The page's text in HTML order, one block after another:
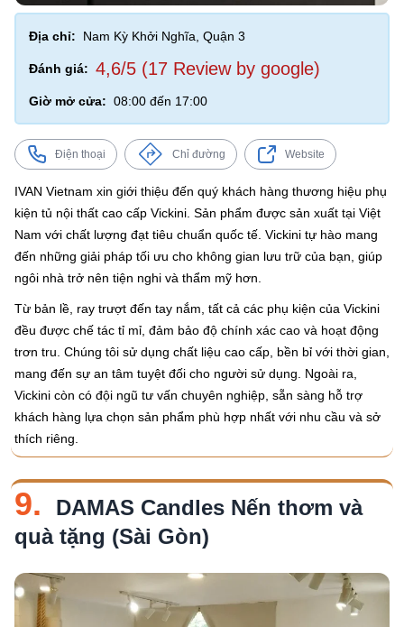
Địa chỉ: Nam Kỳ Khởi Nghĩa, Quận 3
Đánh giá: 4,6/5 (17 Review by google)
Giờ mở cửa: 08:00 đến 17:00
Điện thoại Chỉ đường Website
IVAN Vietnam xin giới thiệu đến quý khách hàng thương hiệu phụ
kiện tủ nội thất cao cấp Vickini. Sản phẩm được sản xuất tại Việt
Nam với chất lượng đạt tiêu chuẩn quốc tế. Vickini tự hào mang
đến những giải pháp tối ưu cho không gian lưu trữ của bạn, giúp
ngôi nhà trở nên tiện nghi và thẩm mỹ hơn.
Từ bản lề, ray trượt đến tay nắm, tất cả các phụ kiện của Vickini
đều được chế tác tỉ mỉ, đảm bảo độ chính xác cao và hoạt động
trơn tru. Chúng tôi sử dụng chất liệu cao cấp, bền bỉ với thời gian,
mang đến sự an tâm tuyệt đối cho người sử dụng. Ngoài ra,
Vickini còn có đội ngũ tư vấn chuyên nghiệp, sẵn sàng hỗ trợ
khách hàng lựa chọn sản phẩm phù hợp nhất với nhu cầu và sở
thích riêng.
9.
DAMAS Candles Nến thơm và
quà tặng (Sài Gòn)